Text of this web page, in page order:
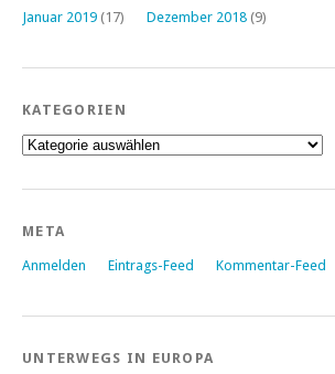
Januar 2019 (17) Dezember 2018 (9)
KATEGORIEN
Kategorien
META
Anmelden Eintrags-Feed Kommentar-Feed
UNTERWEGS IN EUROPA